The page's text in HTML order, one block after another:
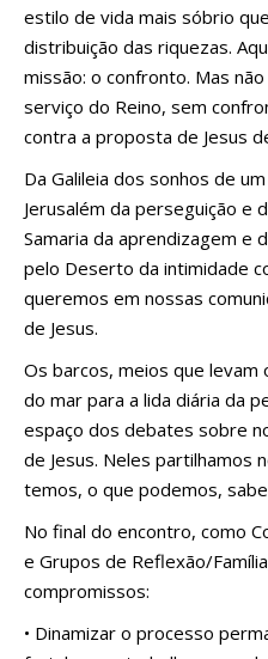
estilo de vida mais sóbrio
distribuição das riquezas.
missão: o confronto. Mas
serviço do Reino, sem
contra a proposta de Jesus
Da Galileia dos sonhos de
Jerusalém da perseguição e
Samaria da aprendizagem e
pelo Deserto da intimidade
queremos em nossas
de Jesus.
Os barcos, meios que
do mar para a lida diária da
espaço dos debates sobre
de Jesus. Neles partilhamos
temos, o que podemos,
No final do encontro, como
e Grupos de Reflexão/
compromissos:
• Dinamizar o processo